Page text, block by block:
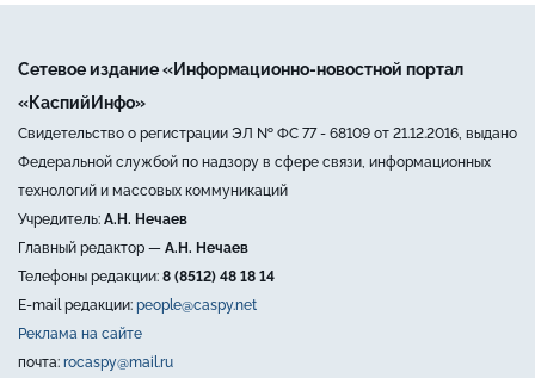
Сетевое издание «Информационно-новостной портал
«КаспийИнфо»
Свидетельство о регистрации ЭЛ № ФС 77 - 68109 от 21.12.2016, выдано
Федеральной службой по надзору в сфере связи, информационных
технологий и массовых коммуникаций
Учредитель: А.Н. Нечаев
Главный редактор — А.Н. Нечаев
Телефоны редакции: 8 (8512) 48 18 14
E-mail редакции: people@caspy.net
Реклама на сайте
почта: rocaspy@mail.ru